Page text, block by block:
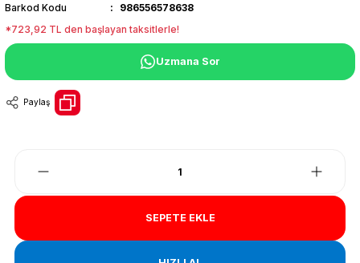
Barkod Kodu
986556578638
*723,92 TL den başlayan taksitlerle!
Uzmana Sor
Paylaş
SEPETE EKLE